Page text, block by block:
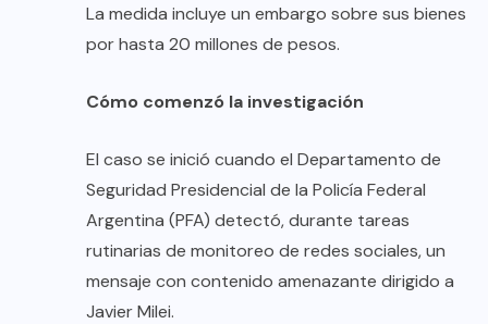
La medida incluye un embargo sobre sus bienes
por hasta 20 millones de pesos.
Cómo comenzó la investigación
El caso se inició cuando el Departamento de
Seguridad Presidencial de la Policía Federal
Argentina (PFA) detectó, durante tareas
rutinarias de monitoreo de redes sociales, un
mensaje con contenido amenazante dirigido a
Javier Milei.